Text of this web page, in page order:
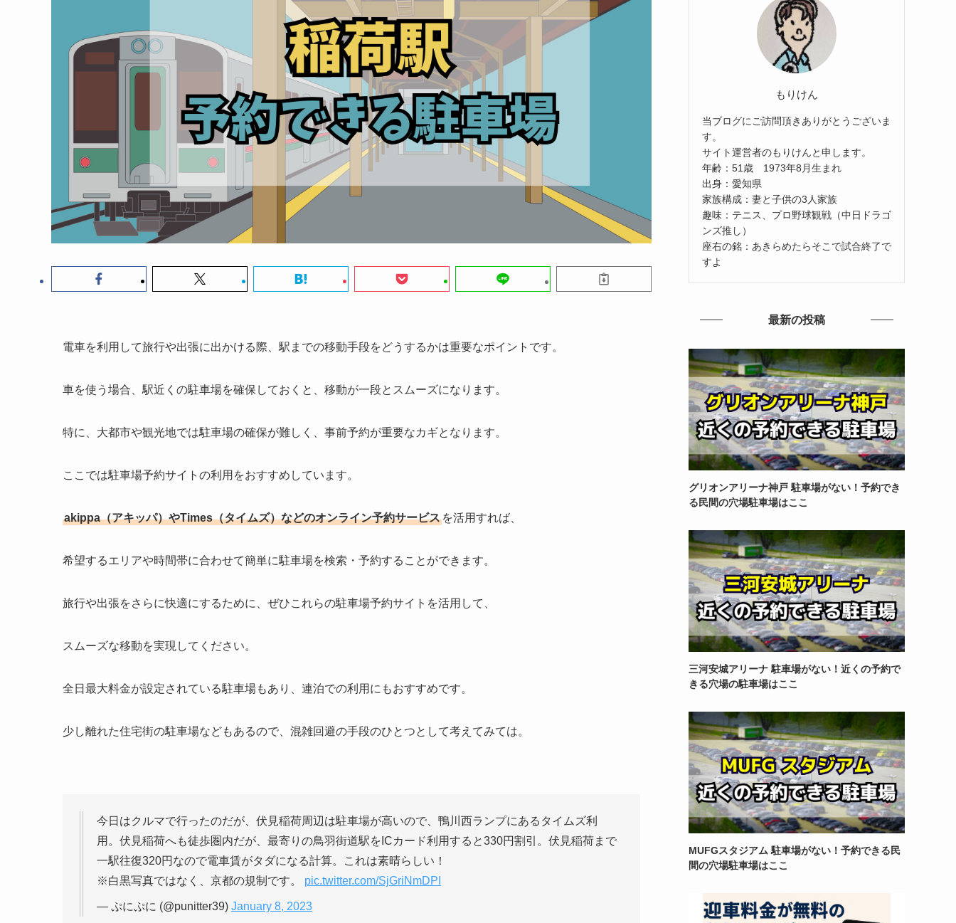
電車を利用して旅行や出張に出かける際、駅までの移動手段をどうするかは重要なポイントです。
車を使う場合、駅近くの駐車場を確保しておくと、移動が一段とスムーズになります。
特に、大都市や観光地では駐車場の確保が難しく、事前予約が重要なカギとなります。
ここでは駐車場予約サイトの利用をおすすめしています。
akippa（アキッパ）やTimes（タイムズ）などのオンライン予約サービス を活用すれば、
希望するエリアや時間帯に合わせて簡単に駐車場を検索・予約することができます。
旅行や出張をさらに快適にするために、ぜひこれらの駐車場予約サイトを活用して、
スムーズな移動を実現してください。
全日最大料金が設定されている駐車場もあり、連泊での利用にもおすすめです。
少し離れた住宅街の駐車場などもあるので、混雑回避の手段のひとつとして考えてみては。
今日はクルマで行ったのだが、伏見稲荷周辺は駐車場が高いので、鴨川西ランプにあるタイムズ利
用。伏見稲荷へも徒歩圏内だが、最寄りの鳥羽街道駅をICカード利用すると330円割引。伏見稲荷まで
一駅往復320円なので電車賃がタダになる計算。これは素晴らしい！
※白黒写真ではなく、京都の規制です。 pic.twitter.com/SjGriNmDPI
— ぷにぷに (@punitter39) January 8, 2023
もりけん
当ブログにご訪問頂きありがとうございま
す。
サイト運営者のもりけんと申します。
年齢：51歳 1973年8月生まれ
出身：愛知県
家族構成：妻と子供の3人家族
趣味：テニス、プロ野球観戦（中日ドラゴ
ンズ推し）
座右の銘：あきらめたらそこで試合終了で
すよ
最新の投稿
グリオンアリーナ神戸 駐車場がない！予約でき
る民間の穴場駐車場はここ
三河安城アリーナ 駐車場がない！近くの予約で
きる穴場の駐車場はここ
MUFGスタジアム 駐車場がない！予約できる民
間の穴場駐車場はここ